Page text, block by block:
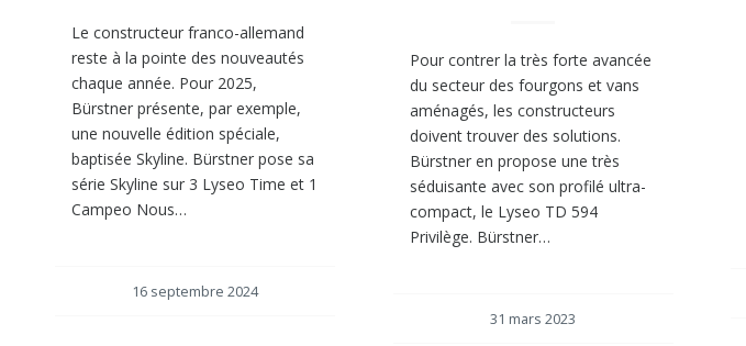
Le constructeur franco-allemand
reste à la pointe des nouveautés
chaque année. Pour 2025,
Bürstner présente, par exemple,
une nouvelle édition spéciale,
baptisée Skyline. Bürstner pose sa
série Skyline sur 3 Lyseo Time et 1
Campeo Nous…
16 septembre 2024
Pour contrer la très forte avancée
du secteur des fourgons et vans
aménagés, les constructeurs
doivent trouver des solutions.
Bürstner en propose une très
séduisante avec son profilé ultra-
compact, le Lyseo TD 594
Privilège. Bürstner…
31 mars 2023